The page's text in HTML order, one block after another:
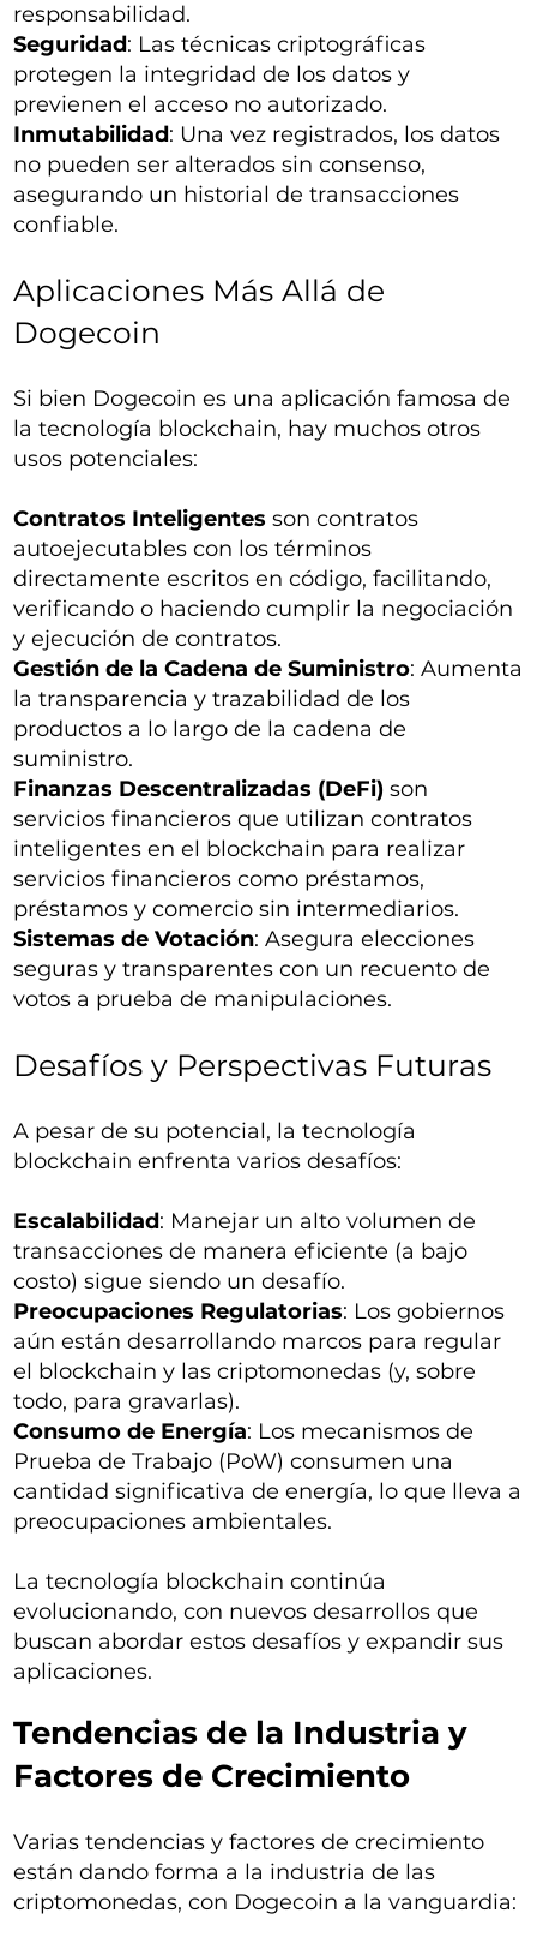
responsabilidad.
Seguridad: Las técnicas criptográficas
protegen la integridad de los datos y
previenen el acceso no autorizado.
Inmutabilidad: Una vez registrados, los datos
no pueden ser alterados sin consenso,
asegurando un historial de transacciones
confiable.
Aplicaciones Más Allá de
Dogecoin
Si bien Dogecoin es una aplicación famosa de
la tecnología blockchain, hay muchos otros
usos potenciales:
Contratos Inteligentes son contratos
autoejecutables con los términos
directamente escritos en código, facilitando,
verificando o haciendo cumplir la negociación
y ejecución de contratos.
Gestión de la Cadena de Suministro: Aumenta
la transparencia y trazabilidad de los
productos a lo largo de la cadena de
suministro.
Finanzas Descentralizadas (DeFi) son
servicios financieros que utilizan contratos
inteligentes en el blockchain para realizar
servicios financieros como préstamos,
préstamos y comercio sin intermediarios.
Sistemas de Votación: Asegura elecciones
seguras y transparentes con un recuento de
votos a prueba de manipulaciones.
Desafíos y Perspectivas Futuras
A pesar de su potencial, la tecnología
blockchain enfrenta varios desafíos:
Escalabilidad: Manejar un alto volumen de
transacciones de manera eficiente (a bajo
costo) sigue siendo un desafío.
Preocupaciones Regulatorias: Los gobiernos
aún están desarrollando marcos para regular
el blockchain y las criptomonedas (y, sobre
todo, para gravarlas).
Consumo de Energía: Los mecanismos de
Prueba de Trabajo (PoW) consumen una
cantidad significativa de energía, lo que lleva a
preocupaciones ambientales.
La tecnología blockchain continúa
evolucionando, con nuevos desarrollos que
buscan abordar estos desafíos y expandir sus
aplicaciones.
Tendencias de la Industria y
Factores de Crecimiento
Varias tendencias y factores de crecimiento
están dando forma a la industria de las
criptomonedas, con Dogecoin a la vanguardia: